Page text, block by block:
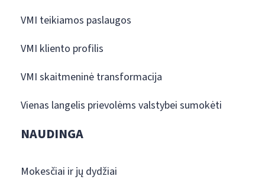
VMI teikiamos paslaugos
VMI kliento profilis
VMI skaitmeninė transformacija
Vienas langelis prievolėms valstybei sumokėti
NAUDINGA
Mokesčiai ir jų dydžiai